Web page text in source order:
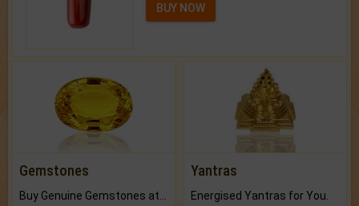
BUY NOW
Gemstones Yantras
Energised Yantras for You.